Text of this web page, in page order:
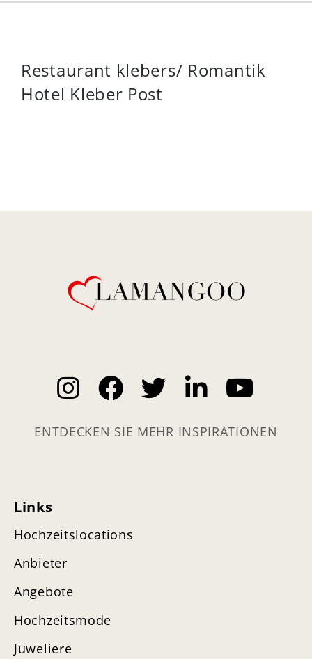
Restaurant klebers/ Romantik
Hotel Kleber Post
ENTDECKEN SIE MEHR INSPIRATIONEN
Links
Hochzeitslocations
Anbieter
Angebote
Hochzeitsmode
Juweliere